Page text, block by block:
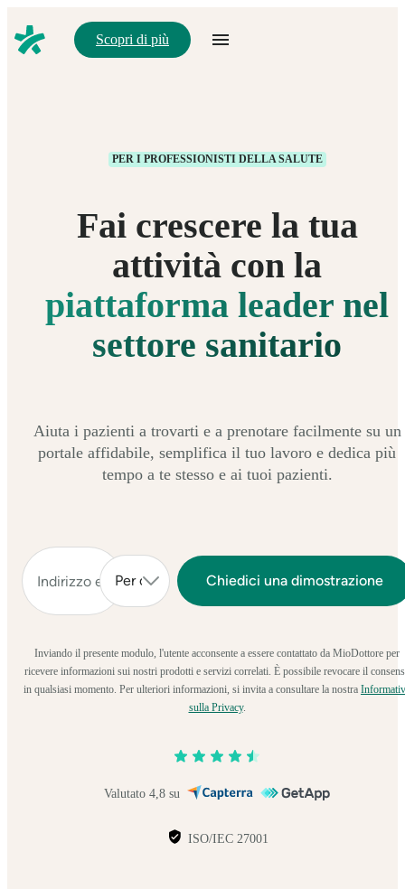
Scopri di più
PER I PROFESSIONISTI DELLA SALUTE
Fai crescere la tua
attività con la
piattaforma leader nel
settore sanitario
Aiuta i pazienti a trovarti e a prenotare facilmente su un
portale affidabile, semplifica il tuo lavoro e dedica più
tempo a te stesso e ai tuoi pazienti.
Inviando il presente modulo, l'utente acconsente a essere contattato da MioDottore per
ricevere informazioni sui nostri prodotti e servizi correlati. È possibile revocare il
in qualsiasi momento. Per ulteriori informazioni, si invita a consultare la nostra
sulla Privacy.
Valutato 4,8 su
ISO/IEC 27001